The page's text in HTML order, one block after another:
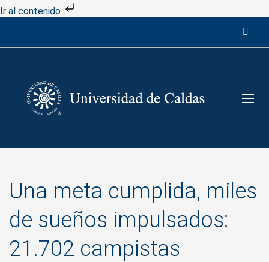
Ir al contenido
Una meta cumplida, miles
de sueños impulsados:
21.702 campistas